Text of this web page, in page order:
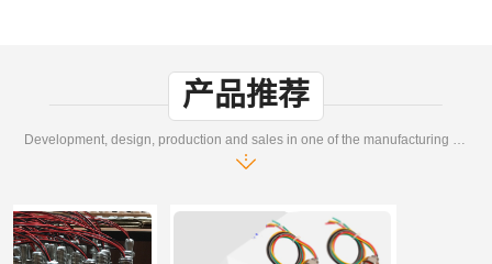
产品推荐
Development, design, production and sales in one of the manufacturing enterprises